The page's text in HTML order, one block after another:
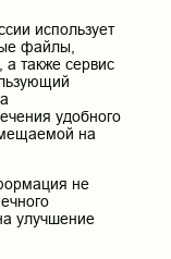
г. Чита, ул.
использует
файлы,
также сервис
удобного
на
не
улучшение